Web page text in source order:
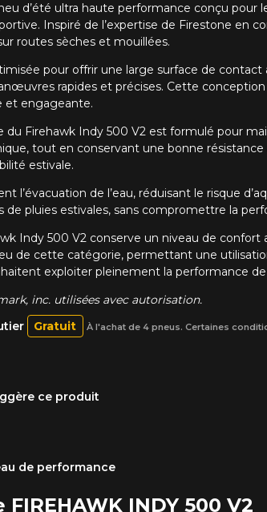
d’été ultra haute performance conçu
Inspiré de l’expertise de Firestone
routes sèches et mouillées.
pour offrir une large surface de
rapides et précises. Cette
et engageante.
Firehawk Indy 500 V2 est formulé pour
tout en conservant une bonne
estivale.
l’évacuation de l’eau, réduisant le risque
pluies estivales, sans compromettre la
Indy 500 V2 conserve un niveau de
de cette catégorie, permettant une
exploiter pleinement la performance
inc. utilisées avec autorisation.
ce produit
de performance
Gratuit À l'achat de 4 pneus. Certaines
INDY 500 V2